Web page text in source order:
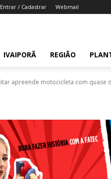
Entrar / Cadastrar Webmail
IVAIPORÃ REGIÃO
apreende motocicleta com